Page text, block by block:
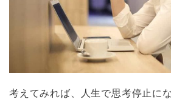
考えてみれば、人生で思考停止に